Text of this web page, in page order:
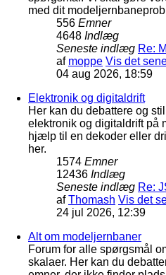
med dit
556 Emner
4648 Indlæg
Seneste indlæg Re:
af moppe Vis det
04 aug 2026, 18:59
Elektronik og digitaldrift
Her kan du debattere og
elektronik og digitaldrift på
hjælp til en dekoder eller
her.
1574 Emner
12436 Indlæg
Seneste indlæg Re:
afThomash Vis det
24 jul 2026, 12:39
Alt om modeljernbaner
Forum for alle spørgsmål
skalaer. Her kan du